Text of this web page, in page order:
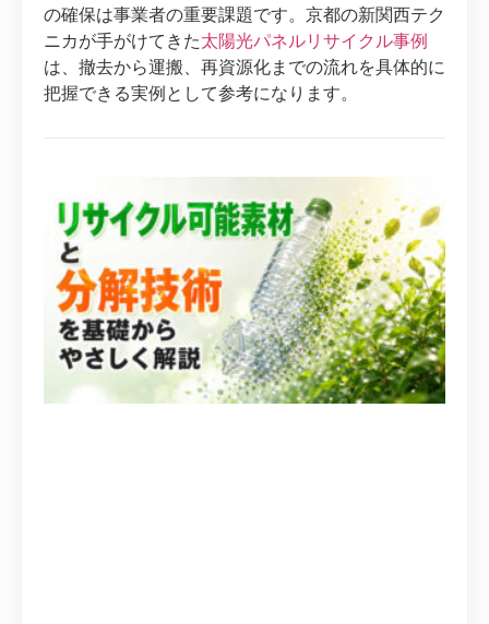
の確保は事業者の重要課題です。京都の新関西テク
ニカが手がけてきた太陽光パネルリサイクル事例
は、撤去から運搬、再資源化までの流れを具体的に
把握できる実例として参考になります。